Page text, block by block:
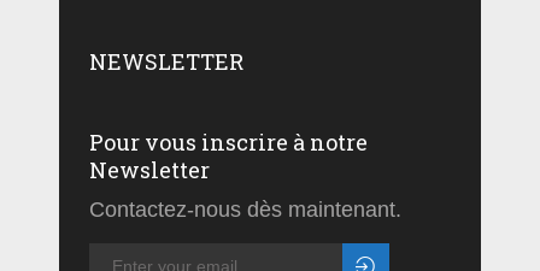
NEWSLETTER
Pour vous inscrire à notre
Newsletter
Contactez-nous dès maintenant.